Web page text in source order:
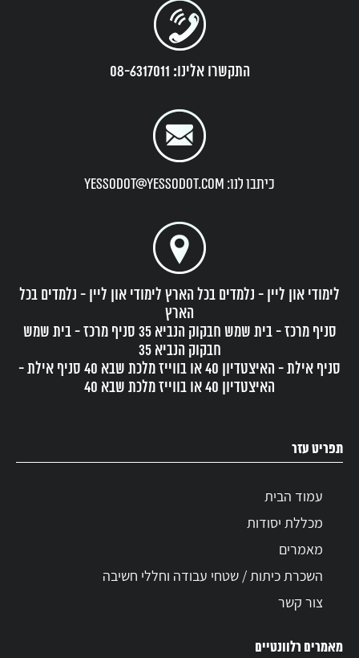
התקשרו אלינו: 08-6317011
כיתבו לנו: yessodot@yessodot.com
לימודי און ליין - נלמדים בכל הארץ לימודי און ליין - נלמדים בכל
הארץ
סניף מרכז - בית שמש חבקוק הנביא 35 סניף מרכז - בית שמש
חבקוק הנביא 35
סניף אילת - האיצטדיון 40 או בווייז מלכת שבא 40 סניף אילת -
האיצטדיון 40 או בווייז מלכת שבא 40
תפריט עזר
עמוד הבית
מכללת יסודות
מאמרים
השכרת כיתות / שטחי עבודה וחללי חשיבה
צור קשר
מאמרים רלוונטיים